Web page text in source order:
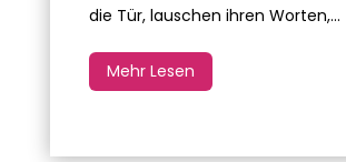
die Tür, lauschen ihren Worten,...
Mehr Lesen